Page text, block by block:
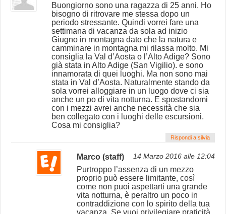
Buongiorno sono una ragazza di 25 anni. Ho
bisogno di ritrovare me stessa dopo un
periodo stressante. Quindi vorrei fare una
settimana di vacanza da sola ad inizio
Giugno in montagna dato che la natura e
camminare in montagna mi rilassa molto. Mi
consiglia la Val d’Aosta o l’Alto Adige? Sono
già stata in Alto Adige (San Vigilio). e sono
innamorata di quei luoghi. Ma non sono mai
stata in Val d’Aosta. Naturalmente stando da
sola vorrei alloggiare in un luogo dove ci sia
anche un po di vita notturna. E spostandomi
con i mezzi avrei anche necessità che sia
ben collegato con i luoghi delle escursioni.
Cosa mi consiglia?
Rispondi a silvia
Marco (staff) 14 Marzo 2016 alle 12:04
Purtroppo l’assenza di un mezzo
proprio può essere limitante, così
come non puoi aspettarti una grande
vita notturna, è peraltro un poco in
contraddizione con lo spirito della tua
vacanza. Se vuoi privilegiare praticità